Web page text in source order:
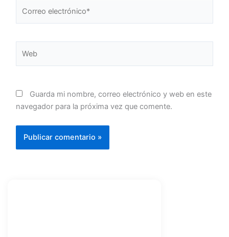
electrónico*
Guarda mi nombre, correo electrónico y web en este
navegador para la próxima vez que comente.